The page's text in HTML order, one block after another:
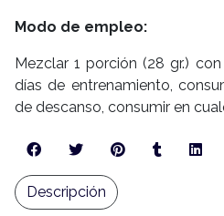
Modo de empleo:
Mezclar 1 porción (28 gr.)
días de entrenamiento,
de descanso, consumir en
Descripción